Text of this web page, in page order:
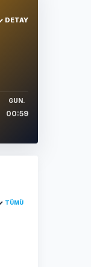
DETAY
GUN.
00:59
TÜMÜ